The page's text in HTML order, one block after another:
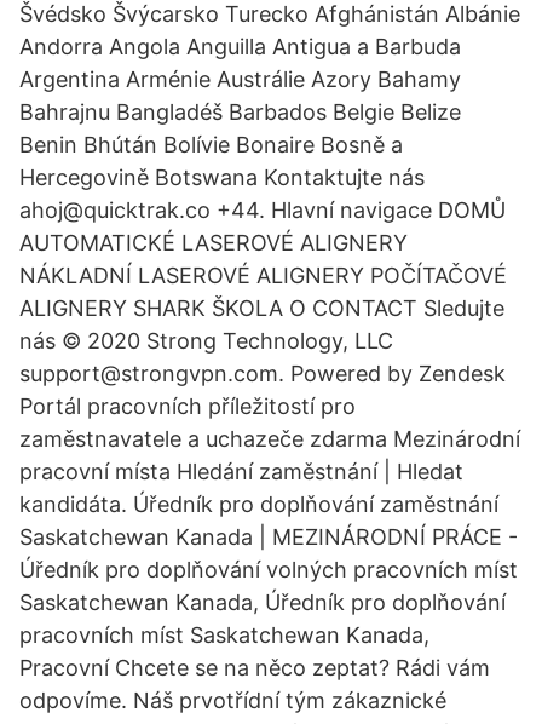
Švédsko Švýcarsko Turecko Afghánistán Albánie
Andorra Angola Anguilla Antigua a Barbuda
Argentina Arménie Austrálie Azory Bahamy
Bahrajnu Bangladéš Barbados Belgie Belize
Benin Bhútán Bolívie Bonaire Bosně a
Hercegovině Botswana Kontaktujte nás
ahoj@quicktrak.co +44. Hlavní navigace DOMŮ
AUTOMATICKÉ LASEROVÉ ALIGNERY
NÁKLADNÍ LASEROVÉ ALIGNERY POČÍTAČOVÉ
ALIGNERY SHARK ŠKOLA O CONTACT Sledujte
nás © 2020 Strong Technology, LLC
support@strongvpn.com. Powered by Zendesk
Portál pracovních příležitostí pro
zaměstnavatele a uchazeče zdarma Mezinárodní
pracovní místa Hledání zaměstnání | Hledat
kandidáta. Úředník pro doplňování zaměstnání
Saskatchewan Kanada | MEZINÁRODNÍ PRÁCE -
Úředník pro doplňování volných pracovních míst
Saskatchewan Kanada, Úředník pro doplňování
pracovních míst Saskatchewan Kanada,
Pracovní Chcete se na něco zeptat? Rádi vám
odpovíme. Náš prvotřídní tým zákaznické